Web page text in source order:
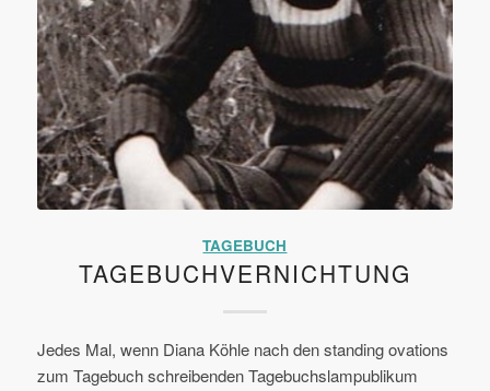
TAGEBUCH
TAGEBUCHVERNICHTUNG
Jedes Mal, wenn Diana Köhle nach den standing ovations
zum Tagebuch schreibenden Tagebuchslampublikum